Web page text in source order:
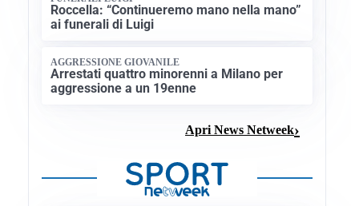
Roccella: “Continueremo mano nella mano”
ai funerali di Luigi
AGGRESSIONE GIOVANILE
Arrestati quattro minorenni a Milano per
aggressione a un 19enne
Apri News Netweek